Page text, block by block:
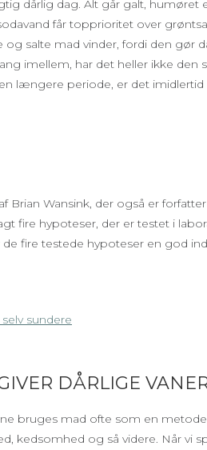
dårlig dag. Alt går galt, humøret
får topprioritet over
salte mad vinder, fordi den gør
imellem, har det heller ikke
længere periode, er det
Brian Wansink, der også er
fire hypoteser, der er testet i
fire testede hypoteser en god
selv sundere
DÅRLIGE
bruges mad ofte som en
kedsomhed og så videre. Når vi